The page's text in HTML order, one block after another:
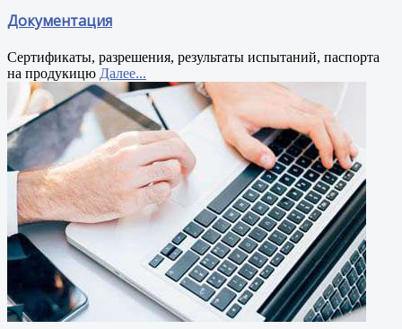
Документация
Сертификаты, разрешения, результаты испытаний, паспорта
на продукицю Далее...